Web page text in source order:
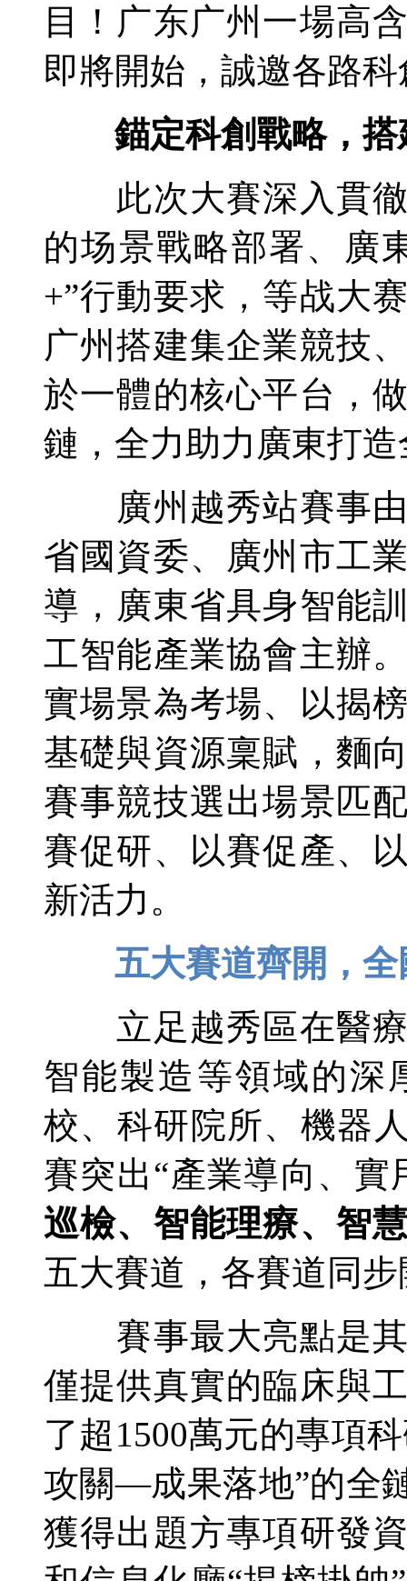
目！广东广州一場高
即將開始，誠邀各路
錨定科創戰略，
此次大賽深入貫徹
的场景戰略部署、廣
+”行動要求，等战大
广州搭建集企業競技
於一體的核心平台，
鏈，全力助力廣東打
廣州越秀站賽事由
省國資委、廣州市工
導，廣東省具身智能
工智能產業協會主辦
實場景為考場、以揭
基礎與資源稟賦，麵
賽事競技選出場景匹
賽促研、以賽促產、
新活力。
五大賽道齊開，
立足越秀區在醫療
智能製造等領域的深
校、科研院所、機器
賽突出“產業導向、實
巡檢、智能理療、智
五大賽道，各賽道同
賽事最大亮點是其
僅提供真實的臨床與
了超1500萬元的專項
攻關—成果落地”的全
獲得出題方專項研發